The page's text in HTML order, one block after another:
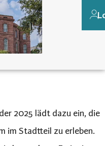
2025 lädt dazu ein, die
im Stadtteil zu erleben.